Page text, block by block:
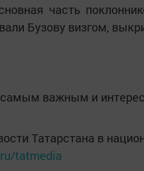
часть
Бузову визгом,
самым важным и
Татарстана в
tatmedia